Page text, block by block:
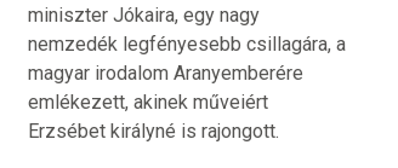
miniszter Jókaira, egy nagy
nemzedék legfényesebb csillagára, a
magyar irodalom Aranyemberére
emlékezett, akinek műveiért
Erzsébet királyné is rajongott.